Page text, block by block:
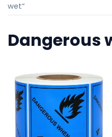
wet“
Dangerous